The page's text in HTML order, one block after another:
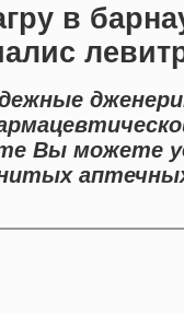
в
Вы можете